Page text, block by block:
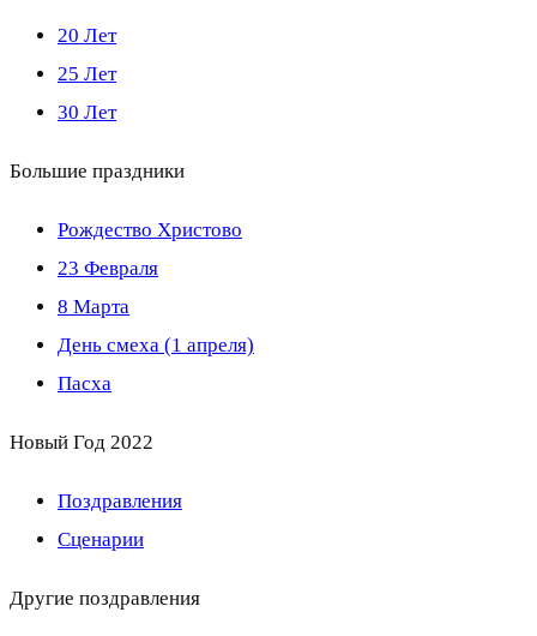
20 Лет
25 Лет
30 Лет
Большие праздники
Рождество Христово
23 Февраля
8 Марта
День смеха (1 апреля)
Пасха
Новый Год 2022
Поздравления
Сценарии
Другие поздравления